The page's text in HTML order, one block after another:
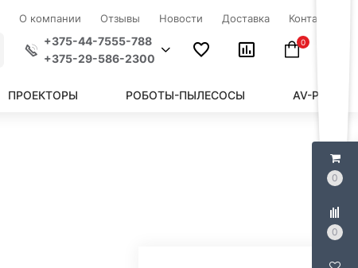
0
0
О компании Отзывы Новости Доставка Контакты
+375-44-7555-788
+375-29-586-2300
0
ПРОЕКТОРЫ РОБОТЫ-ПЫЛЕСОСЫ AV-